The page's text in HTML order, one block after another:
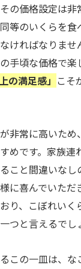
の価格設定は非
等のいくらを
ければなりま
手頃な価格で楽
の満足感」 こそ
非常に高いため
めです。家族
こと間違いなし
に喜んでいただ
り、こぼれいく
つと言えるでし
この一皿は、